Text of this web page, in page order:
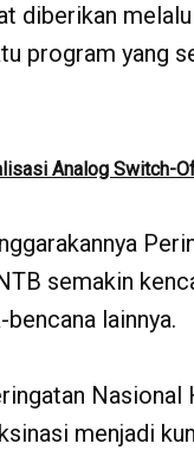
diberikan
program yang
Analog Switch-
semakin
lainnya.
Nasional
menjadi